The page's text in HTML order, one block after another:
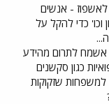
לאשפוז - אנשים
וכו' כדי להקל על
לתרום מהידע
כגון סקשנים
למשפחות שזקוקות